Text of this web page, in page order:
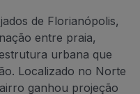
de Florianópolis,
entre praia,
urbana que
Localizado no Norte
ganhou projeção